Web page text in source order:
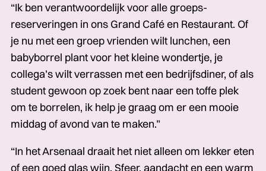
“Ik ben verantwoordelijk voor alle groeps­
reserveringen in ons Grand Café en Restaurant. Of
je nu met een groep vrienden wilt lunchen, een
babyborrel plant voor het kleine wondertje, je
collega’s wilt verrassen met een bedrijfsdiner, of als
student gewoon op zoek bent naar een toffe plek
om te borrelen, ik help je graag om er een mooie
middag of avond van te maken.”
“In het Arsenaal draait het niet alleen om lekker eten
of een goed glas wijn. Sfeer, aandacht en een warm